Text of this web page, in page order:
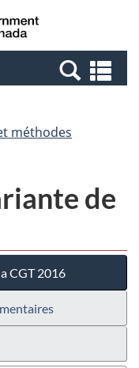
Canada
et
méthodes
de
CGT 2016